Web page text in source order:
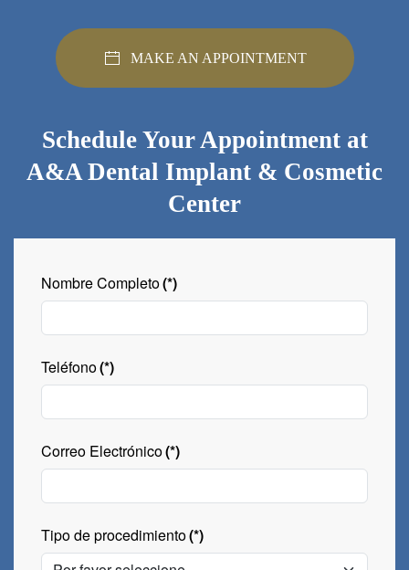
MAKE AN APPOINTMENT
Schedule Your Appointment at
A&A Dental Implant & Cosmetic
Center
Nombre Completo(*)
Teléfono(*)
Correo Electrónico(*)
Tipo de procedimiento(*)